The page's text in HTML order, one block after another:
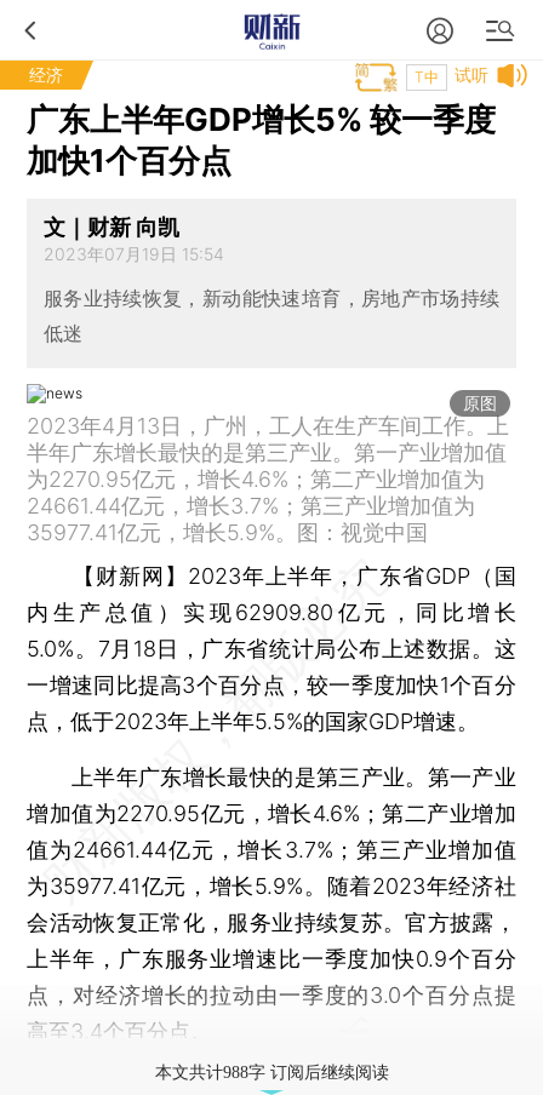
经济 试听
T中
广东上半年GDP增长5% 较一季度
加快1个百分点
文｜财新 向凯
2023年07月19日 15:54
服务业持续恢复，新动能快速培育，房地产市场持续
低迷
原图
2023年4月13日，广州，工人在生产车间工作。上
半年广东增长最快的是第三产业。第一产业增加值
为2270.95亿元，增长4.6%；第二产业增加值为
24661.44亿元，增长3.7%；第三产业增加值为
35977.41亿元，增长5.9%。图：视觉中国
【财新网】 2023年上半年，广东省GDP（国
内生产总值）实现62909.80亿元，同比增长
5.0%。7月18日，广东省统计局公布上述数据。这
一增速同比提高3个百分点，较一季度加快1个百分
点，低于2023年上半年5.5%的国家GDP增速。
上半年广东增长最快的是第三产业。第一产业
增加值为2270.95亿元，增长4.6%；第二产业增加
值为24661.44亿元，增长3.7%；第三产业增加值
为35977.41亿元，增长5.9%。随着2023年经济社
会活动恢复正常化，服务业持续复苏。官方披露，
上半年，广东服务业增速比一季度加快0.9个百分
点，对经济增长的拉动由一季度的3.0个百分点提
高至3.4个百分点。
本文共计988字 订阅后继续阅读